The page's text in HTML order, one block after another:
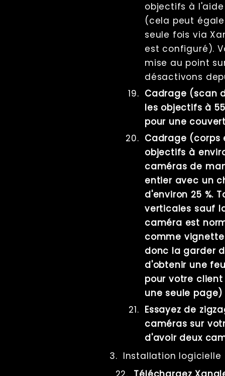
objectifs à
(cela peut
seule fois via
est configuré).
mise au point
désactivons
Cadrage (scan
les objectifs à
pour une
Cadrage (corps
objectifs à
caméras de
entier avec un
d'environ 25 %.
verticales sauf
caméra est
comme
donc la garder
d'obtenir une
pour votre
une seule page)
Essayez de
caméras sur
d'avoir deux
Installation logicielle